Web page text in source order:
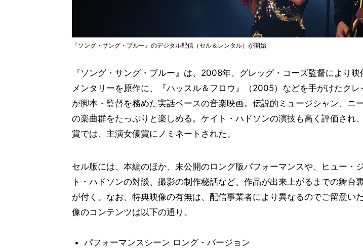
『ソング・サング・ブルー』のデジタル配信（セル＆レンタル）が開始
『ソング・サング・ブルー』は、2008年、グレッグ・コーズ監督により映
メンタリーを原作に、『ハッスル＆フロウ』（2005）などを手がけたクレ
が脚本・監督を務めた実話ベースの音楽映画。伝説的ミュージシャン、ニ
の楽曲群をたっぷりと楽しめる。ケイト・ハドソンの演技も高く評価され
賞では、主演女優賞にノミネートされた。
セル版には、本編のほか、未公開のロング版パフォーマンスや、ヒュー・
ト・ハドソンの対談、撮影の制作秘話など、作品が出来上がるまでの舞台
が付く。なお、特典映像の有無は、配信事業者により異なるのでご留意い
像のコンテンツは以下の通り。
パフォーマンスシーン ロング・バージョン